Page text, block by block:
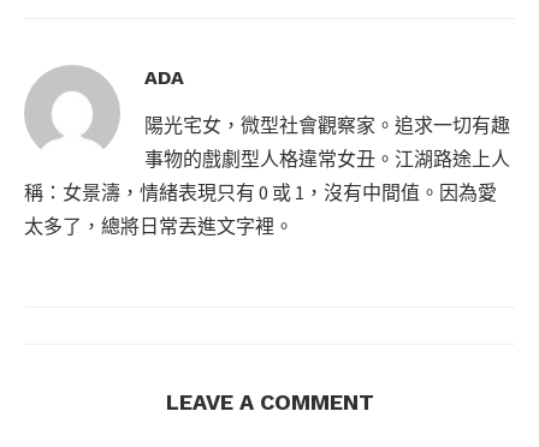
ADA
陽光宅女，微型社會觀察家。追求一切有趣
事物的戲劇型人格違常女丑。江湖路途上人
稱：女景濤，情緒表現只有 0 或 1，沒有中間值。因為愛
太多了，總將日常丟進文字裡。
LEAVE A COMMENT